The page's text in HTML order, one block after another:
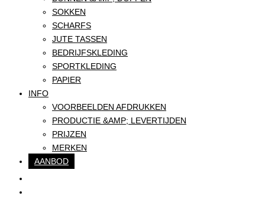
SOKKEN
SCHARFS
JUTE TASSEN
BEDRIJFSKLEDING
SPORTKLEDING
PAPIER
INFO
VOORBEELDEN AFDRUKKEN
PRODUCTIE &AMP; LEVERTIJDEN
PRIJZEN
MERKEN
AANBOD